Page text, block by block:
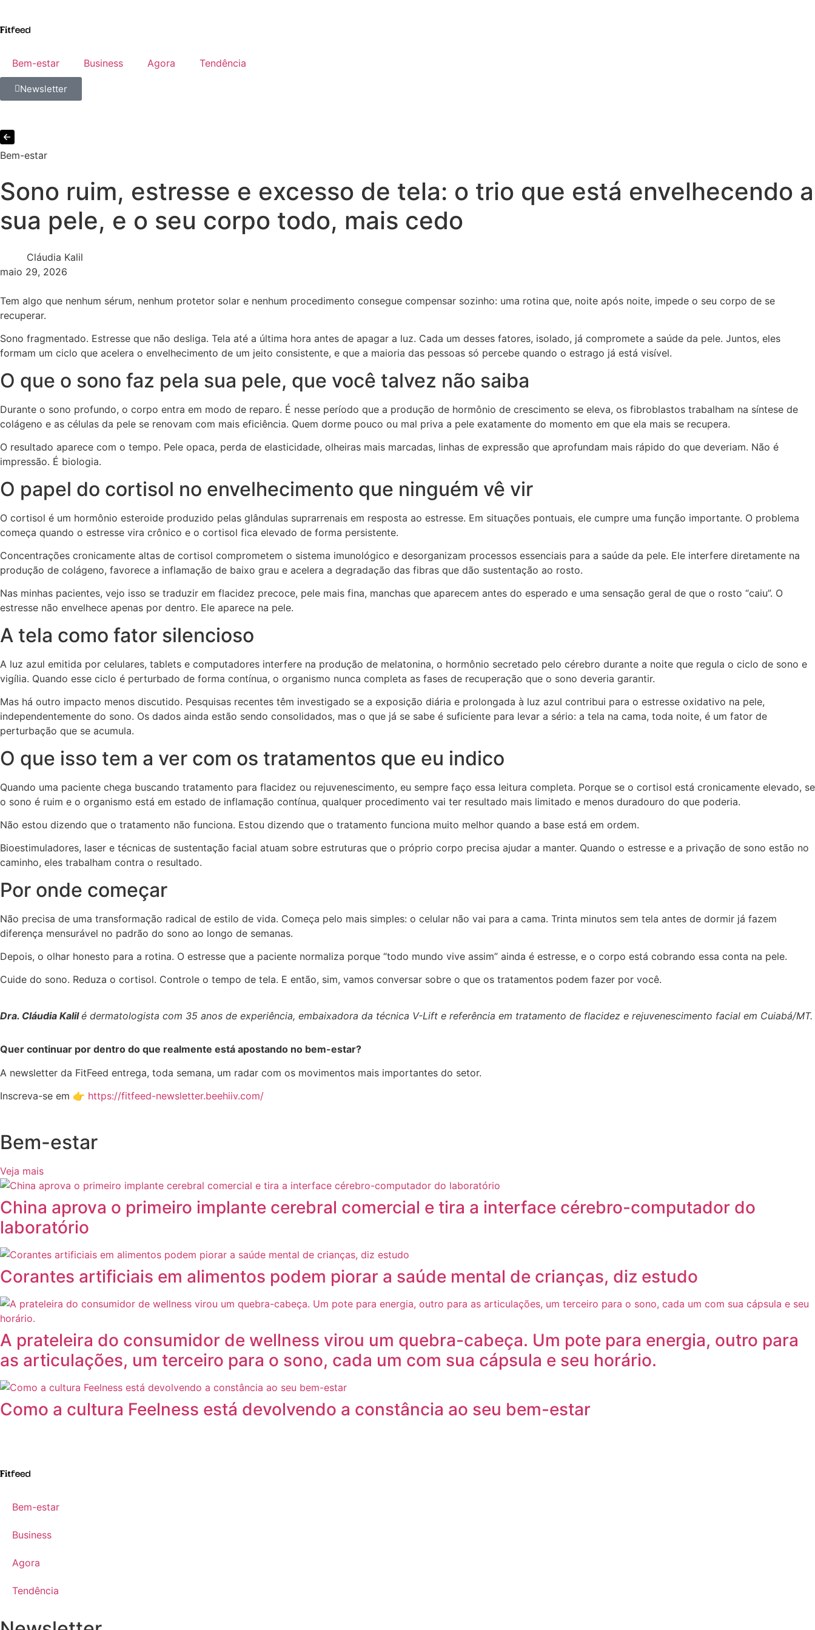
Bem-estar Business Agora Tendência
Newsletter
Bem-estar
Sono ruim, estresse e excesso de tela: o trio que está envelhecendo a
sua pele, e o seu corpo todo, mais cedo
Cláudia Kalil
maio 29, 2026
Tem algo que nenhum sérum, nenhum protetor solar e nenhum procedimento consegue compensar sozinho: uma rotina que, noite após noite, impede o seu corpo de se
recuperar.
Sono fragmentado. Estresse que não desliga. Tela até a última hora antes de apagar a luz. Cada um desses fatores, isolado, já compromete a saúde da pele. Juntos, eles
formam um ciclo que acelera o envelhecimento de um jeito consistente, e que a maioria das pessoas só percebe quando o estrago já está visível.
O que o sono faz pela sua pele, que você talvez não saiba
Durante o sono profundo, o corpo entra em modo de reparo. É nesse período que a produção de hormônio de crescimento se eleva, os fibroblastos trabalham na síntese de
colágeno e as células da pele se renovam com mais eficiência. Quem dorme pouco ou mal priva a pele exatamente do momento em que ela mais se recupera.
O resultado aparece com o tempo. Pele opaca, perda de elasticidade, olheiras mais marcadas, linhas de expressão que aprofundam mais rápido do que deveriam. Não é
impressão. É biologia.
O papel do cortisol no envelhecimento que ninguém vê vir
O cortisol é um hormônio esteroide produzido pelas glândulas suprarrenais em resposta ao estresse. Em situações pontuais, ele cumpre uma função importante. O problema
começa quando o estresse vira crônico e o cortisol fica elevado de forma persistente.
Concentrações cronicamente altas de cortisol comprometem o sistema imunológico e desorganizam processos essenciais para a saúde da pele. Ele interfere diretamente na
produção de colágeno, favorece a inflamação de baixo grau e acelera a degradação das fibras que dão sustentação ao rosto.
Nas minhas pacientes, vejo isso se traduzir em flacidez precoce, pele mais fina, manchas que aparecem antes do esperado e uma sensação geral de que o rosto “caiu”. O
estresse não envelhece apenas por dentro. Ele aparece na pele.
A tela como fator silencioso
A luz azul emitida por celulares, tablets e computadores interfere na produção de melatonina, o hormônio secretado pelo cérebro durante a noite que regula o ciclo de sono e
vigília. Quando esse ciclo é perturbado de forma contínua, o organismo nunca completa as fases de recuperação que o sono deveria garantir.
Mas há outro impacto menos discutido. Pesquisas recentes têm investigado se a exposição diária e prolongada à luz azul contribui para o estresse oxidativo na pele,
independentemente do sono. Os dados ainda estão sendo consolidados, mas o que já se sabe é suficiente para levar a sério: a tela na cama, toda noite, é um fator de
perturbação que se acumula.
O que isso tem a ver com os tratamentos que eu indico
Quando uma paciente chega buscando tratamento para flacidez ou rejuvenescimento, eu sempre faço essa leitura completa. Porque se o cortisol está cronicamente elevado, se
o sono é ruim e o organismo está em estado de inflamação contínua, qualquer procedimento vai ter resultado mais limitado e menos duradouro do que poderia.
Não estou dizendo que o tratamento não funciona. Estou dizendo que o tratamento funciona muito melhor quando a base está em ordem.
Bioestimuladores, laser e técnicas de sustentação facial atuam sobre estruturas que o próprio corpo precisa ajudar a manter. Quando o estresse e a privação de sono estão no
caminho, eles trabalham contra o resultado.
Por onde começar
Não precisa de uma transformação radical de estilo de vida. Começa pelo mais simples: o celular não vai para a cama. Trinta minutos sem tela antes de dormir já fazem
diferença mensurável no padrão do sono ao longo de semanas.
Depois, o olhar honesto para a rotina. O estresse que a paciente normaliza porque “todo mundo vive assim” ainda é estresse, e o corpo está cobrando essa conta na pele.
Cuide do sono. Reduza o cortisol. Controle o tempo de tela. E então, sim, vamos conversar sobre o que os tratamentos podem fazer por você.
Dra. Cláudia Kalilé dermatologista com 35 anos de experiência, embaixadora da técnica V-Lift e referência em tratamento de flacidez e rejuvenescimento facial em Cuiabá/MT.
Quer continuar por dentro do que realmente está apostando no bem-estar?
A newsletter da FitFeed entrega, toda semana, um radar com os movimentos mais importantes do setor.
Inscreva-se em 👉 https://fitfeed-newsletter.beehiiv.com/
Bem-estar
Veja mais
China aprova o primeiro implante cerebral comercial e tira a interface cérebro-computador do
laboratório
Corantes artificiais em alimentos podem piorar a saúde mental de crianças, diz estudo
A prateleira do consumidor de wellness virou um quebra-cabeça. Um pote para energia, outro para
as articulações, um terceiro para o sono, cada um com sua cápsula e seu horário.
Como a cultura Feelness está devolvendo a constância ao seu bem-estar
Bem-estar
Business
Agora
Tendência